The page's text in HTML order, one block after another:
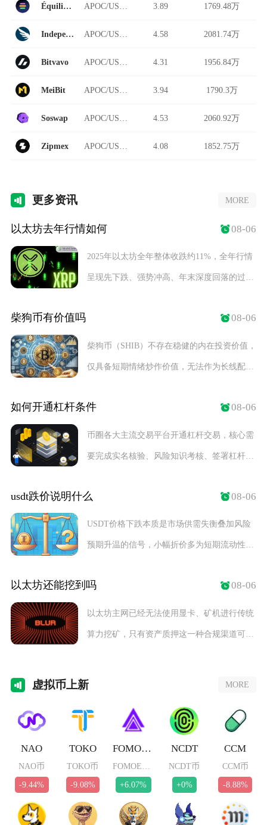
Équilibre 3.89 1769.48万
Independent Reserve 4.58 2081.74万
Bitvavo 4.31 1956.84万
MeiBit 3.94 1790.3万
Soswap 4.53 2060.92万
Zipmex 4.08 1852.75万
更多资讯 MORE
以太坊去年行情如何 08-06
2025年以太坊全年整体收跌约11%，全年行情
呈现先下跌、强势冲高、年末深度回落的过山
柴狗币有价值吗 08-06
柴狗币（SHIB）不存在稳健的内在投资价值，
仅具备短期情绪炒作价值，无法作为长线配置
如何开通杠杆条件 08-06
币圈各大主流交易平台开通杠杆交易，核心需
要完成实名核验、风险知识考核、签署杠杆风
usdt跌价说明什么 08-06
USDT价格下跌本质是市场供需失衡叠加风险
预期升温的信号，小幅折价多为短期流动性摩
以太坊还能挖到吗 08-06
以太坊主网已经无法使用显卡、矿机进行传统
算力挖矿，只有资产质押这一种合规渠道可以
虚拟币上新 MORE
NAO
NAO币
-9.44%
TOKO
TOKO币
-9.08%
FOMOETH
+6.07%
NCDT
NCDT币
+0%
CCM
CCM币
-8.88%